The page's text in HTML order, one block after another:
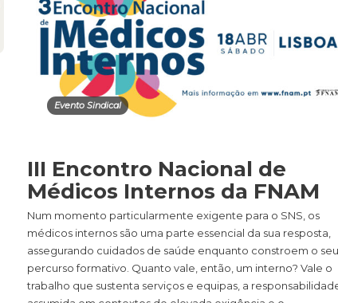
Evento Sindical
III Encontro Nacional de
Médicos Internos da FNAM
Num momento particularmente exigente para o SNS, os
médicos internos são uma parte essencial da sua resposta,
assegurando cuidados de saúde enquanto constroem o seu
percurso formativo. Quanto vale, então, um interno? Vale o
trabalho que sustenta serviços e equipas, a